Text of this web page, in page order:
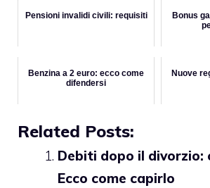
Pensioni invalidi civili: requisiti
Bonus
Benzina a 2 euro: ecco come
difendersi
Nuove
Related Posts:
Debiti dopo il divorzio:
Ecco come capirlo